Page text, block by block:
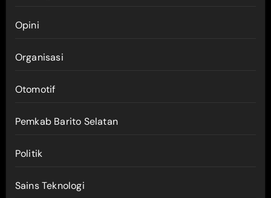
Opini
Organisasi
Otomotif
Pemkab Barito Selatan
Politik
Sains Teknologi